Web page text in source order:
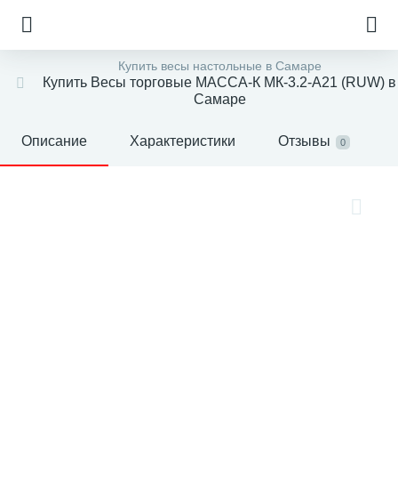
Купить весы настольные в Самаре
Купить Весы торговые МАССА-К МК-3.2-А21 (RUW) в
Самаре
Описание Характеристики Отзывы 0